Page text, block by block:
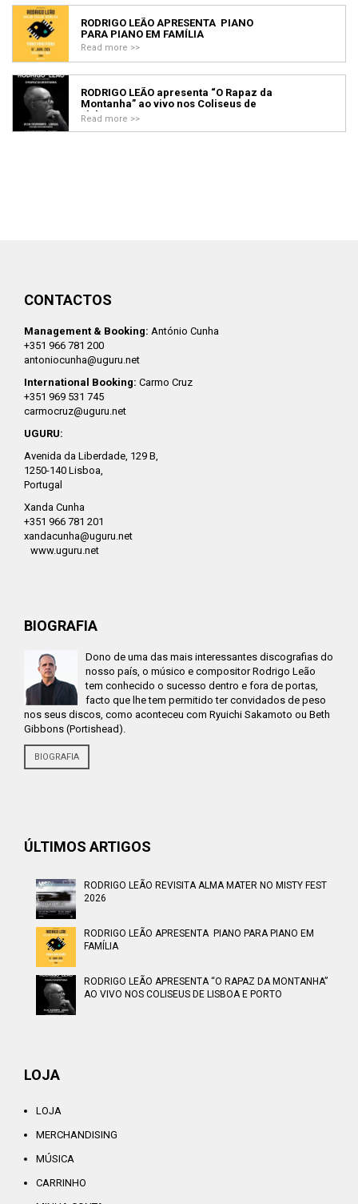
RODRIGO LEÃO APRESENTA PIANO
PARA PIANO EM FAMÍLIA
Read more >>
RODRIGO LEÃO apresenta “O Rapaz da
Montanha” ao vivo nos Coliseus de
Lisboa e Porto
Read more >>
CONTACTOS
Management & Booking: António Cunha
+351 966 781 200
antoniocunha@uguru.net
International Booking: Carmo Cruz
+351 969 531 745
carmocruz@uguru.net
UGURU:
Avenida da Liberdade, 129 B,
1250-140 Lisboa,
Portugal
Xanda Cunha
+351 966 781 201
xandacunha@uguru.net
www.uguru.net
BIOGRAFIA
Dono de uma das mais interessantes discografias do
nosso país, o músico e compositor Rodrigo Leão
tem conhecido o sucesso dentro e fora de portas,
facto que lhe tem permitido ter convidados de peso
nos seus discos, como aconteceu com Ryuichi Sakamoto ou Beth
Gibbons (Portishead).
BIOGRAFIA
ÚLTIMOS ARTIGOS
RODRIGO LEÃO REVISITA ALMA MATER NO MISTY FEST
2026
RODRIGO LEÃO APRESENTA PIANO PARA PIANO EM
FAMÍLIA
RODRIGO LEÃO APRESENTA “O RAPAZ DA MONTANHA”
AO VIVO NOS COLISEUS DE LISBOA E PORTO
LOJA
LOJA
MERCHANDISING
MÚSICA
CARRINHO